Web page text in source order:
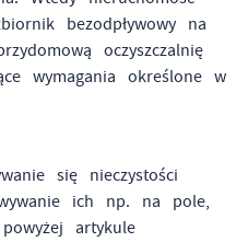
bezodpływowy na
oczyszczalnię
wymagania określone w
się nieczystości
ich np. na pole,
artykule
na uzyskanie informacji w
internetowej, miejsca oraz
są nasze serwisy www.
naszych serwisów
popularności wśród
wszystkich
do prezentowania Ci